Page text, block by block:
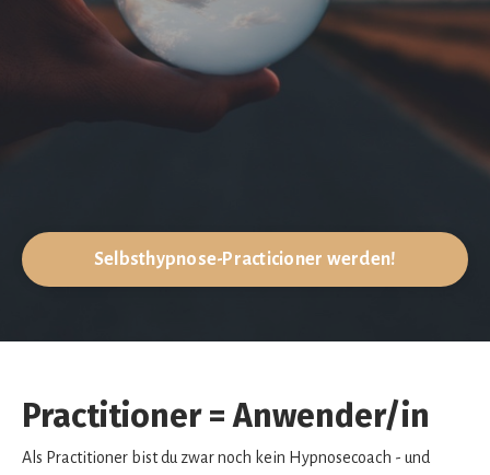
Selbsthypnose-Practicioner werden!
Practitioner = Anwender/in
Als Practitioner bist du zwar noch kein Hypnosecoach - und